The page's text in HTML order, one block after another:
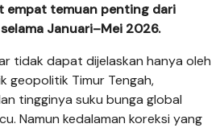
empat temuan penting dari
Januari–Mei 2026.
tidak dapat dijelaskan hanya oleh
geopolitik Timur Tengah,
tingginya suku bunga global
Namun kedalaman koreksi yang